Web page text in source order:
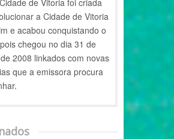
a Cidade de Vitoria
e acabou conquistando o
chegou no dia 31 de
2008 linkados com novas
que a emissora procura